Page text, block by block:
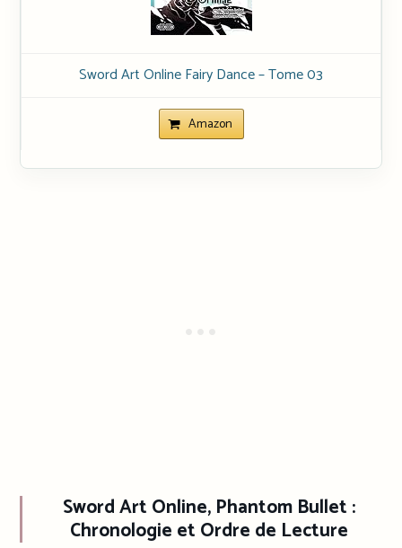
Sword Art Online Fairy Dance – Tome 03
Amazon
Sword Art Online, Phantom Bullet :
Chronologie et Ordre de Lecture